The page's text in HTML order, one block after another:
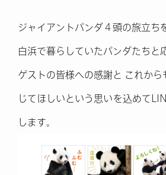
ジャイアントパンダ４頭の旅立ち
白浜で暮らしていたパンダたちと
ゲストの皆様への感謝と これから
じてほしいという思いを込めて
します。